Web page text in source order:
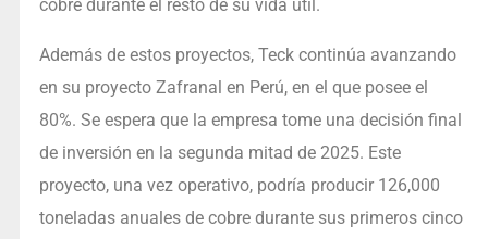
cobre durante el resto de su vida útil.
Además de estos proyectos, Teck continúa avanzando
en su proyecto Zafranal en Perú, en el que posee el
80%. Se espera que la empresa tome una decisión final
de inversión en la segunda mitad de 2025. Este
proyecto, una vez operativo, podría producir 126,000
toneladas anuales de cobre durante sus primeros cinco